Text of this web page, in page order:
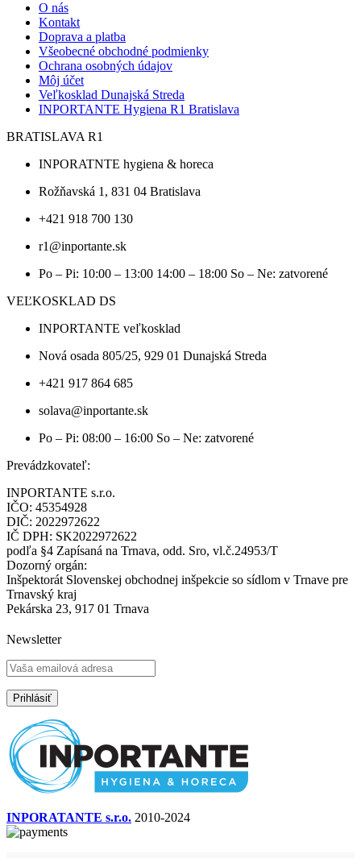
O nás
Kontakt
Doprava a platba
Všeobecné obchodné podmienky
Ochrana osobných údajov
Môj účet
Veľkosklad Dunajská Streda
INPORTANTE Hygiena R1 Bratislava
BRATISLAVA R1
INPORATNTE hygiena & horeca
Rožňavská 1, 831 04 Bratislava
+421 918 700 130
r1@inportante.sk
Po – Pi: 10:00 – 13:00 14:00 – 18:00 So – Ne: zatvorené
VEĽKOSKLAD DS
INPORTANTE veľkosklad
Nová osada 805/25, 929 01 Dunajská Streda
+421 917 864 685
solava@inportante.sk
Po – Pi: 08:00 – 16:00 So – Ne: zatvorené
Prevádzkovateľ:
INPORTANTE s.r.o.
IČO: 45354928
DIČ: 2022972622
IČ DPH: SK2022972622
podľa §4 Zapísaná na Trnava, odd. Sro, vl.č.24953/T
Dozorný orgán:
Inšpektorát Slovenskej obchodnej inšpekcie so sídlom v Trnave pre
Trnavský kraj
Pekárska 23, 917 01 Trnava
Newsletter
INPORATANTE s.r.o. 2010-2024